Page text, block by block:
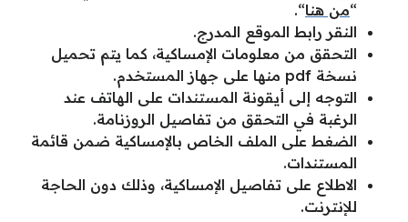
“من هنا“.
النقر رابط الموقع المدرج.
التحقق من معلومات الإمساكية، كما يتم تحميل
نسخة pdf منها على جهاز المستخدم.
التوجه إلى أيقونة المستندات على الهاتف عند
الرغبة في التحقق من تفاصيل الروزنامة.
الضغط على الملف الخاص بالإمساكية ضمن قائمة
المستندات.
الاطلاع على تفاصيل الإمساكية، وذلك دون الحاجة
للإنترنت.